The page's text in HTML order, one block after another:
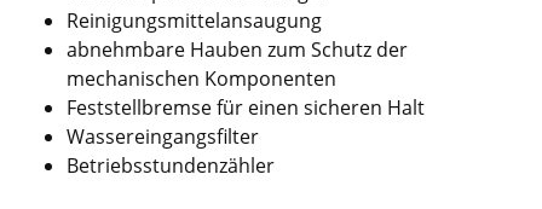
Reinigungsmittelansaugung
abnehmbare Hauben zum Schutz der
mechanischen Komponenten
Feststellbremse für einen sicheren Halt
Wassereingangsfilter
Betriebsstundenzähler